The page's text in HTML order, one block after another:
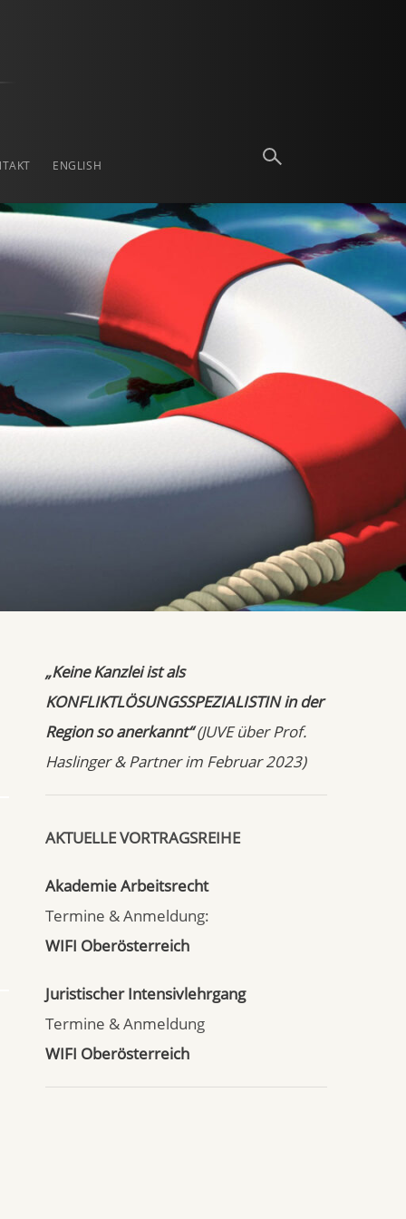
ENGLISH
„Keine Kanzlei ist als
KONFLIKTLÖSUNGSSPEZIALISTIN in der
Region so anerkannt“(JUVE über Prof.
Haslinger & Partner im Februar 2023)
AKTUELLE VORTRAGSREIHE
Akademie Arbeitsrecht
Termine & Anmeldung:
WIFI Oberösterreich
Juristischer Intensivlehrgang
Termine & Anmeldung
WIFI Oberösterreich